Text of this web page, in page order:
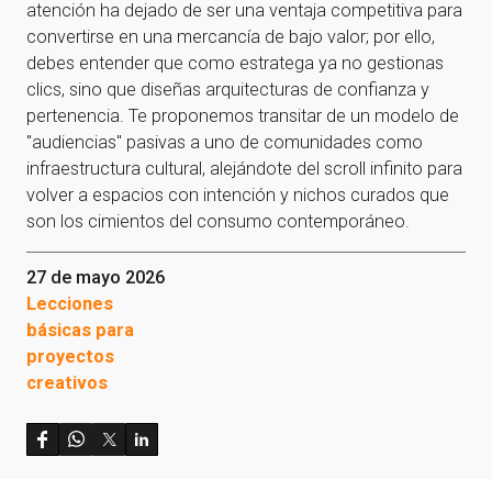
atención ha dejado de ser una ventaja competitiva para
convertirse en una mercancía de bajo valor; por ello,
debes entender que como estratega ya no gestionas
clics, sino que diseñas arquitecturas de confianza y
pertenencia. Te proponemos transitar de un modelo de
"audiencias" pasivas a uno de comunidades como
infraestructura cultural, alejándote del scroll infinito para
volver a espacios con intención y nichos curados que
son los cimientos del consumo contemporáneo.
27 de mayo 2026
Lecciones
básicas para
proyectos
creativos